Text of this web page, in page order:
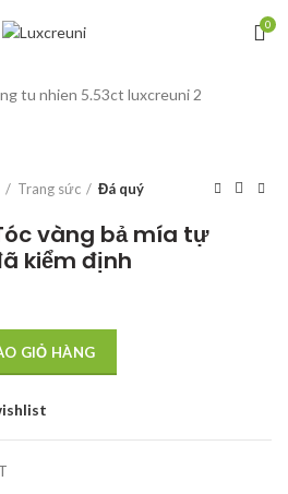
0
Trang sức Đá quý
vàng bả mía tự
kiểm định
mía tự nhiên siêu đẹp, đã kiểm định số
GIỎ HÀNG